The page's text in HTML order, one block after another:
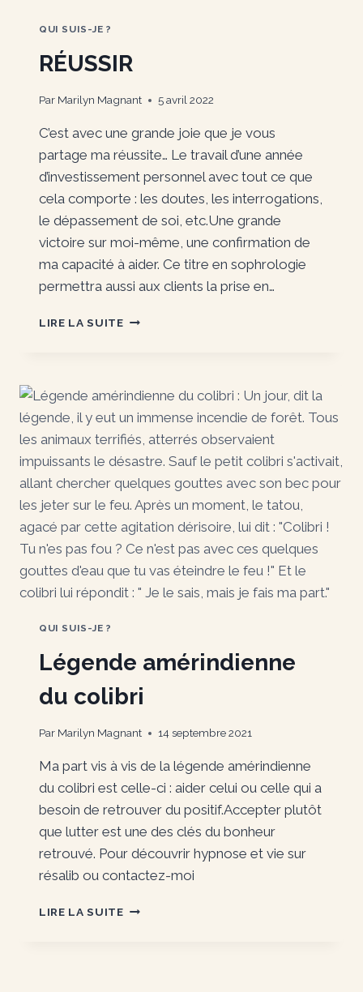
QUI SUIS-JE ?
RÉUSSIR
Par Marilyn Magnant 5 avril 2022
C’est avec une grande joie que je vous
partage ma réussite… Le travail d’une année
d’investissement personnel avec tout ce que
cela comporte : les doutes, les interrogations,
le dépassement de soi, etc.Une grande
victoire sur moi-même, une confirmation de
ma capacité à aider. Ce titre en sophrologie
permettra aussi aux clients la prise en…
LIRE LA SUITERÉUSSIR
QUI SUIS-JE ?
Légende amérindienne
du colibri
Par Marilyn Magnant 14 septembre 2021
Ma part vis à vis de la légende amérindienne
du colibri est celle-ci : aider celui ou celle qui a
besoin de retrouver du positif.Accepter plutôt
que lutter est une des clés du bonheur
retrouvé. Pour découvrir hypnose et vie sur
résalib ou contactez-moi
LIRE LA SUITELÉGENDE